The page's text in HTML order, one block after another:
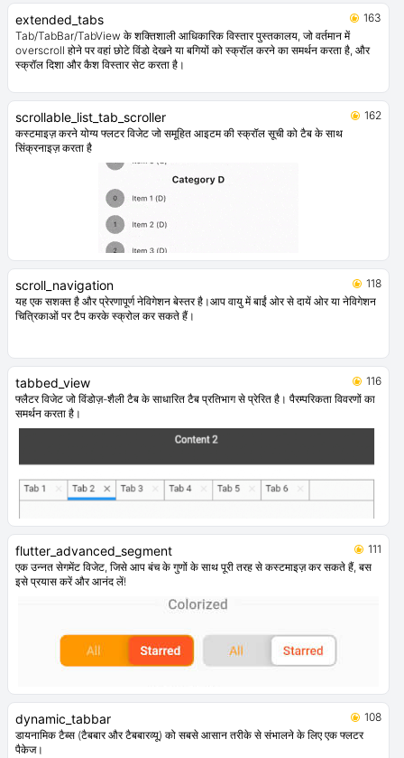
extended_tabs
163
Tab/TabBar/TabView के शक्तिशाली आधिकारिक विस्तार पुस्तकालय, जो वर्तमान में
overscroll होने पर वहां छोटे विंडो देखने या बगियों को स्क्रॉल करने का समर्थन करता है, और
स्क्रॉल दिशा और कैश विस्तार सेट करता है।
scrollable_list_tab_scroller
162
कस्टमाइज़ करने योग्य फ्लटर विजेट जो समूहित आइटम की स्क्रॉल सूची को टैब के साथ
सिंक्रनाइज़ करता है
scroll_navigation
118
यह एक सशक्त है और प्रेरणापूर्ण नेविगेशन बेस्तर है।आप वायु में बाईं ओर से दायें ओर या नेविगेशन
चित्रिकाओं पर टैप करके स्क्रोल कर सकते हैं।
tabbed_view
116
फ्लैटर विजेट जो विंडोज़-शैली टैब के साधारित टैब प्रतिभाग से प्रेरित है। पैरम्परिकता विवरणों का
समर्थन करता है।
flutter_advanced_segment
111
एक उन्नत सेगमेंट विजेट, जिसे आप बंच के गुणों के साथ पूरी तरह से कस्टमाइज़ कर सकते हैं, बस
इसे प्रयास करें और आनंद लें!
dynamic_tabbar
108
डायनामिक टैब्स (टैबबार और टैबबारव्यू) को सबसे आसान तरीके से संभालने के लिए एक फ्लटर
पैकेज।